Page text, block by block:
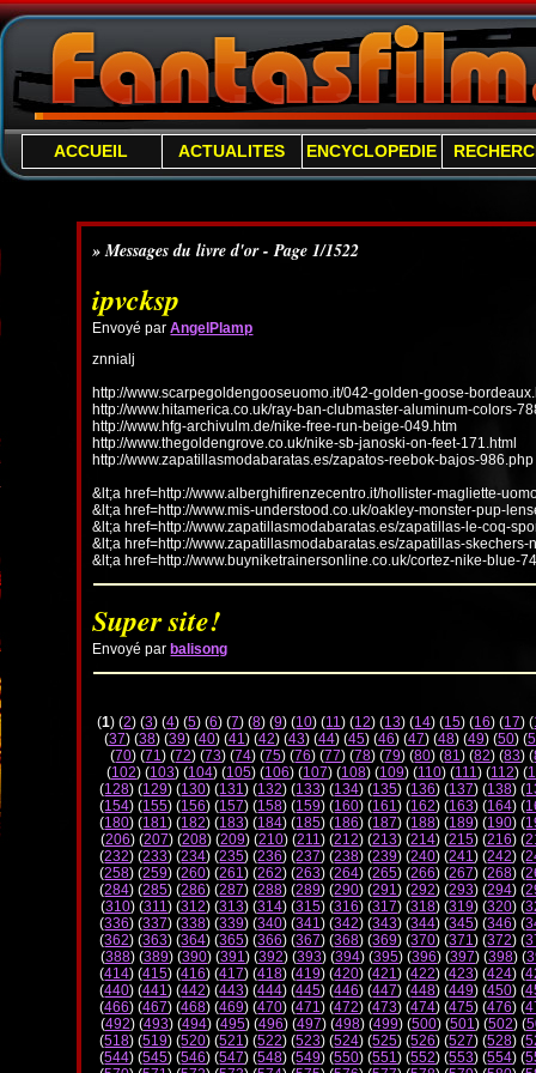
ACCUEIL ACTUALITES ENCYCLOPEDIE
» Messages du livre d'or - Page 1/1522
ipvcksp
Envoyé parAngelPlamp
znnialj
http://www.scarpegoldengooseuomo.it/042-golden-goose-
http://www.hitamerica.co.uk/ray-ban-clubmaster-aluminum-colors-
http://www.hfg-archivulm.de/nike-free-run-beige-049.htm
http://www.thegoldengrove.co.uk/nike-sb-janoski-on-feet-171.html
http://www.zapatillasmodabaratas.es/zapatos-reebok-bajos-986.php
&lt;a href=http://www.alberghifirenzecentro.it/hollister-magliette-
&lt;a href=http://www.mis-understood.co.uk/oakley-monster-pup-
&lt;a href=http://www.zapatillasmodabaratas.es/zapatillas-le-coq-
&lt;a href=http://www.zapatillasmodabaratas.es/zapatillas-
&lt;a href=http://www.buyniketrainersonline.co.uk/cortez-nike-blue-
Super site!
Envoyé par balisong
(1) (2) (3) (4) (5) (6) (7) (8) (9) (10) (11) (12) (13) (14) (15) (16) (17) (
(37) (38) (39) (40) (41) (42) (43) (44) (45) (46) (47) (48) (49) (50) (
(70) (71) (72) (73) (74) (75) (76) (77) (78) (79) (80) (81) (82) (83) (
(102) (103) (104) (105) (106) (107) (108) (109) (110) (111) (112) (
(128) (129) (130) (131) (132) (133) (134) (135) (136) (137) (138) (
(154) (155) (156) (157) (158) (159) (160) (161) (162) (163) (164) (
(180) (181) (182) (183) (184) (185) (186) (187) (188) (189) (190) (
(206) (207) (208) (209) (210) (211) (212) (213) (214) (215) (216) (
(232) (233) (234) (235) (236) (237) (238) (239) (240) (241) (242) (
(258) (259) (260) (261) (262) (263) (264) (265) (266) (267) (268) (
(284) (285) (286) (287) (288) (289) (290) (291) (292) (293) (294) (
(310) (311) (312) (313) (314) (315) (316) (317) (318) (319) (320) (
(336) (337) (338) (339) (340) (341) (342) (343) (344) (345) (346) (
(362) (363) (364) (365) (366) (367) (368) (369) (370) (371) (372) (
(388) (389) (390) (391) (392) (393) (394) (395) (396) (397) (398) (
(414) (415) (416) (417) (418) (419) (420) (421) (422) (423) (424) (
(440) (441) (442) (443) (444) (445) (446) (447) (448) (449) (450) (
(466) (467) (468) (469) (470) (471) (472) (473) (474) (475) (476) (
(492) (493) (494) (495) (496) (497) (498) (499) (500) (501) (502) (
(518) (519) (520) (521) (522) (523) (524) (525) (526) (527) (528) (
(544) (545) (546) (547) (548) (549) (550) (551) (552) (553) (554) (